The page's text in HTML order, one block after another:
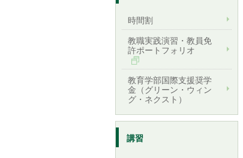
時間割
教職実践演習・教員免
許ポートフォリオ
教育学部国際支援奨学
金（グリーン・ウィン
グ・ネクスト）
講習